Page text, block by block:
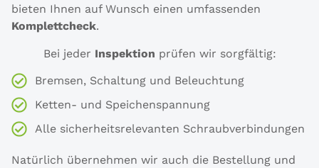
bieten Ihnen auf Wunsch einen umfassenden
Komplettcheck.
Bei jeder Inspektion prüfen wir sorgfältig:
Bremsen, Schaltung und Beleuchtung
Ketten- und Speichenspannung
Alle sicherheitsrelevanten Schraubverbindungen
Natürlich übernehmen wir auch die Bestellung und